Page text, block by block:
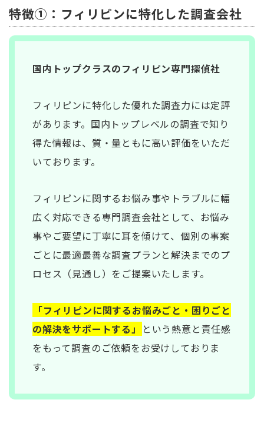
特徴①：フィリピンに特化した調査会社
国内トップクラスのフィリピン専門探偵社
フィリピンに特化した優れた調査力には定評
があります。国内トップレベルの調査で知り
得た情報は、質・量ともに高い評価をいただ
いております。
フィリピンに関するお悩み事やトラブルに幅
広く対応できる専門調査会社として、お悩み
事やご要望に丁寧に耳を傾けて、個別の事案
ごとに最適最善な調査プランと解決までのプ
ロセス（見通し）をご提案いたします。
「フィリピンに関するお悩みごと・困りごと
の解決をサポートする」
という熱意と責任感
をもって調査のご依頼をお受けしておりま
す。